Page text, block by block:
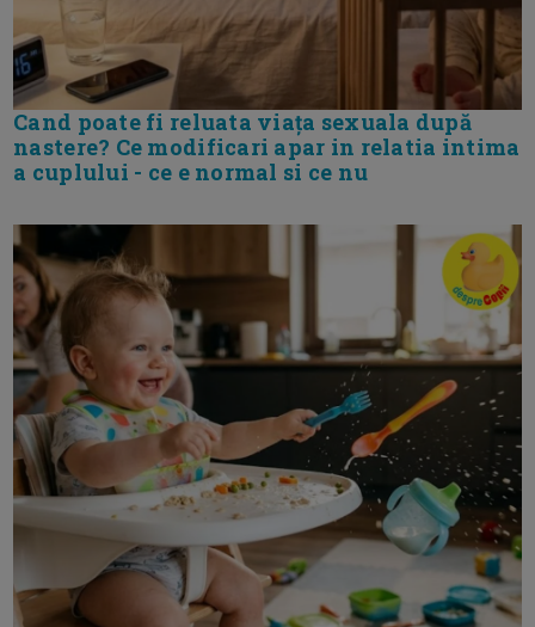
Cand poate fi reluata viața sexuala după
nastere? Ce modificari apar in relatia intima
a cuplului - ce e normal si ce nu